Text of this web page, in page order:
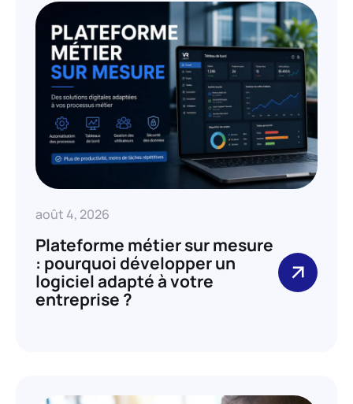
août 4, 2026
Plateforme métier sur mesure
: pourquoi développer un
logiciel adapté à votre
entreprise ?